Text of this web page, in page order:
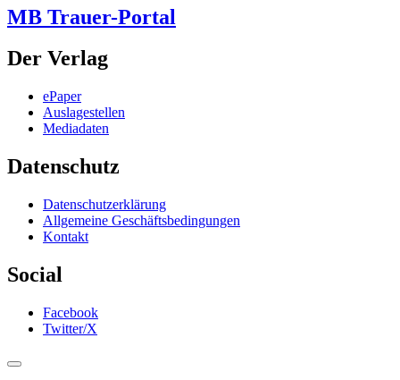
MB Trauer-Portal
Der Verlag
ePaper
Auslagestellen
Mediadaten
Datenschutz
Datenschutzerklärung
Allgemeine Geschäftsbedingungen
Kontakt
Social
Facebook
Twitter/X